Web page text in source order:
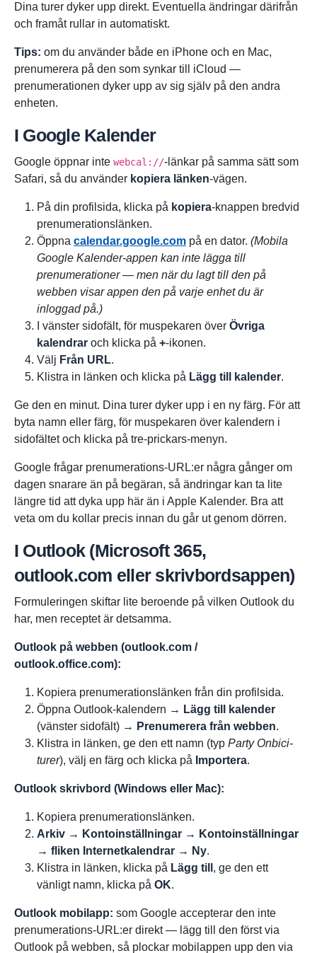
Dina turer dyker upp direkt. Eventuella ändringar därifrån
och framåt rullar in automatiskt.
Tips: om du använder både en iPhone och en Mac,
prenumerera på den som synkar till iCloud —
prenumerationen dyker upp av sig själv på den andra
enheten.
I Google Kalender
Google öppnar inte webcal://-länkar på samma sätt som
Safari, så du använder kopiera länken-vägen.
På din profilsida, klicka på kopiera-knappen bredvid
prenumerationslänken.
Öppna calendar.google.com på en dator. (Mobila
Google Kalender-appen kan inte lägga till
prenumerationer — men när du lagt till den på
webben visar appen den på varje enhet du är
inloggad på.)
I vänster sidofält, för muspekaren över Övriga
kalendrar och klicka på +-ikonen.
Välj Från URL.
Klistra in länken och klicka på Lägg till kalender.
Ge den en minut. Dina turer dyker upp i en ny färg. För att
byta namn eller färg, för muspekaren över kalendern i
sidofältet och klicka på tre-prickars-menyn.
Google frågar prenumerations-URL:er några gånger om
dagen snarare än på begäran, så ändringar kan ta lite
längre tid att dyka upp här än i Apple Kalender. Bra att
veta om du kollar precis innan du går ut genom dörren.
I Outlook (Microsoft 365,
outlook.com eller skrivbordsappen)
Formuleringen skiftar lite beroende på vilken Outlook du
har, men receptet är detsamma.
Outlook på webben (outlook.com /
outlook.office.com):
Kopiera prenumerationslänken från din profilsida.
Öppna Outlook-kalendern → Lägg till kalender
(vänster sidofält) → Prenumerera från webben.
Klistra in länken, ge den ett namn (typ Party Onbici-
turer), välj en färg och klicka på Importera.
Outlook skrivbord (Windows eller Mac):
Kopiera prenumerationslänken.
Arkiv → Kontoinställningar → Kontoinställningar
→ fliken Internetkalendrar → Ny.
Klistra in länken, klicka på Lägg till , ge den ett
vänligt namn, klicka på OK.
Outlook mobilapp: som Google accepterar den inte
prenumerations-URL:er direkt — lägg till den först via
Outlook på webben, så plockar mobilappen upp den via